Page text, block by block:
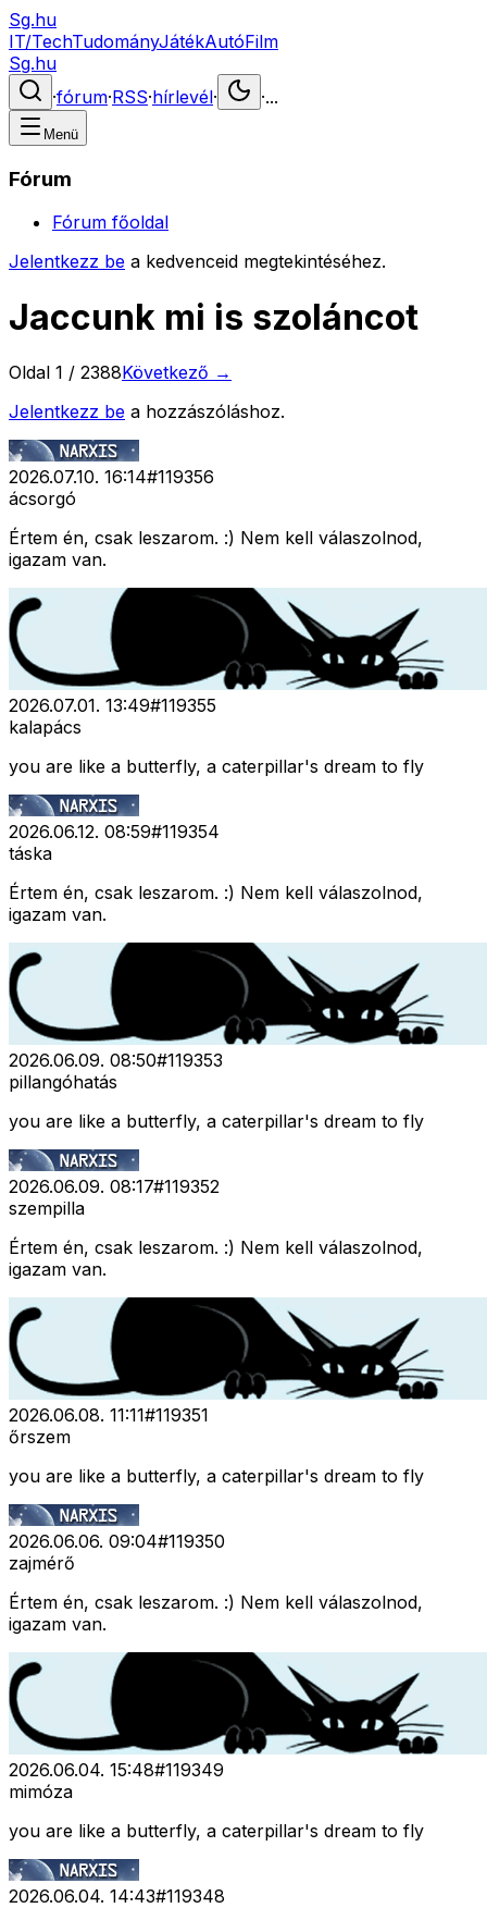
Sg.hu
IT/TechTudományJátékAutóFilm
Sg.hu
·fórum·RSS·hírlevél· ·...
Menü
Fórum
Fórum főoldal
Jelentkezz be a kedvenceid megtekintéséhez.
Jaccunk mi is szoláncot
Oldal 1 / 2388Következő →
Jelentkezz be a hozzászóláshoz.
2026.07.10. 16:14#119356
ácsorgó
Értem én, csak leszarom. :) Nem kell válaszolnod,
igazam van.
2026.07.01. 13:49#119355
kalapács
you are like a butterfly, a caterpillar's dream to fly
2026.06.12. 08:59#119354
táska
Értem én, csak leszarom. :) Nem kell válaszolnod,
igazam van.
2026.06.09. 08:50#119353
pillangóhatás
you are like a butterfly, a caterpillar's dream to fly
2026.06.09. 08:17#119352
szempilla
Értem én, csak leszarom. :) Nem kell válaszolnod,
igazam van.
2026.06.08. 11:11#119351
őrszem
you are like a butterfly, a caterpillar's dream to fly
2026.06.06. 09:04#119350
zajmérő
Értem én, csak leszarom. :) Nem kell válaszolnod,
igazam van.
2026.06.04. 15:48#119349
mimóza
you are like a butterfly, a caterpillar's dream to fly
2026.06.04. 14:43#119348